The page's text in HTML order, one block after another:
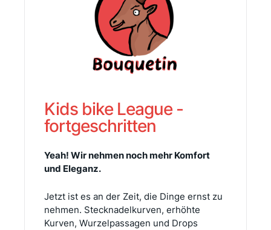
Kids bike League -
fortgeschritten
Yeah! Wir nehmen noch mehr Komfort
und Eleganz.
Jetzt ist es an der Zeit, die Dinge ernst zu
nehmen. Stecknadelkurven, erhöhte
Kurven, Wurzelpassagen und Drops